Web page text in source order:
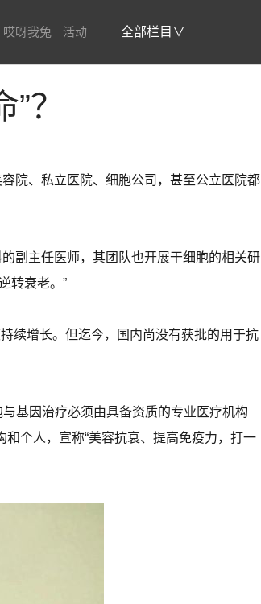
哎呀我兔 活动 全部栏目∨
？
院、私立医院、细胞公司，甚至公立医院都
副主任医师，其团队也开展干细胞的相关研
转衰老。”
续增长。但迄今，国内尚没有获批的用于抗
基因治疗必须由具备资质的专业医疗机构
个人，宣称“美容抗衰、提高免疫力，打一